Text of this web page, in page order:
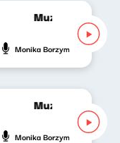
Muzyczny
Monika Borzym
Muzyczny
Monika Borzym